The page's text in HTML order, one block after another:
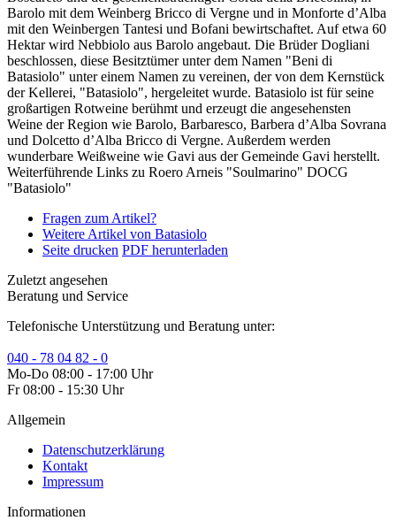
Barolo mit dem Weinberg Bricco di Vergne und in Monforte d’Alba
mit den Weinbergen Tantesi und Bofani bewirtschaftet. Auf etwa 60
Hektar wird Nebbiolo aus Barolo angebaut. Die Brüder Dogliani
beschlossen, diese Besitztümer unter dem Namen "Beni di
Batasiolo" unter einem Namen zu vereinen, der von dem Kernstück
der Kellerei, "Batasiolo", hergeleitet wurde. Batasiolo ist für seine
großartigen Rotweine berühmt und erzeugt die angesehensten
Weine der Region wie Barolo, Barbaresco, Barbera d’Alba Sovrana
und Dolcetto d’Alba Bricco di Vergne. Außerdem werden
wunderbare Weißweine wie Gavi aus der Gemeinde Gavi herstellt.
Weiterführende Links zu Roero Arneis "Soulmarino" DOCG
"Batasiolo"
Fragen zum Artikel?
Weitere Artikel von Batasiolo
Seite drucken PDF herunterladen
Zuletzt angesehen
Beratung und Service
Telefonische Unterstützung und Beratung unter:
040 - 78 04 82 - 0
Mo-Do 08:00 - 17:00 Uhr
Fr 08:00 - 15:30 Uhr
Allgemein
Datenschutzerklärung
Kontakt
Impressum
Informationen